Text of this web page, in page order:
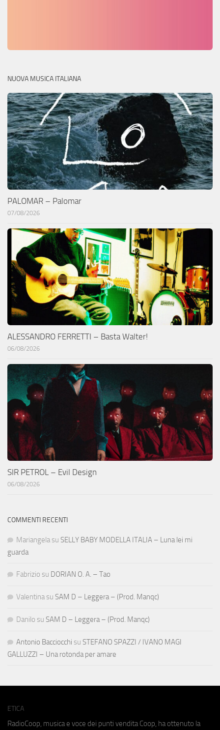
NUOVA MUSICA ITALIANA
PALOMAR – Palomar
07/08/2026
ALESSANDRO FERRETTI – Basta Walter!
06/08/2026
SIR PETROL – Evil Design
06/08/2026
COMMENTI RECENTI
Mariangela su SELLY BABY MODELLA ITALIA – Luna lei mi
guarda
Fabrizio su DORIAN O. A. – Tao
Valentina su SAM D – Leggera – (Prod. Manqc)
Danilo su SAM D – Leggera – (Prod. Manqc)
Antonio Bacciocchi su STEFANO SPAZZI / IVANO MAGI
GALLUZZI – Una rotonda per amare
ETICA
RadioCoop, musica e voce dei punti vendita Coop, ha ottenuto la